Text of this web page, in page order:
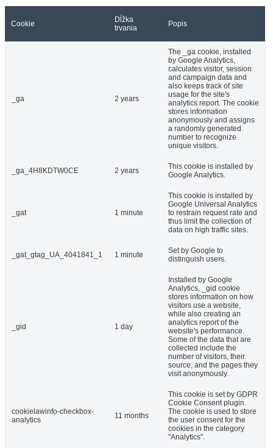
Cookie
Dĺžka
trvania
Popis
_ga 2 years
The _ga cookie, installed
by Google Analytics,
calculates visitor, session
and campaign data and
also keeps track of site
usage for the site's
analytics report. The cookie
stores information
anonymously and assigns
a randomly generated
number to recognize
unique visitors.
_ga_4H8KDTW0CE 2 years
This cookie is installed by
Google Analytics.
_gat 1 minute
This cookie is installed by
Google Universal Analytics
to restrain request rate and
thus limit the collection of
data on high traffic sites.
_gat_gtag_UA_4041841_1 1 minute
Set by Google to
distinguish users.
_gid 1 day
Installed by Google
Analytics, _gid cookie
stores information on how
visitors use a website,
while also creating an
analytics report of the
website's performance.
Some of the data that are
collected include the
number of visitors, their
source, and the pages they
visit anonymously.
cookielawinfo-checkbox-
analytics
11 months
This cookie is set by GDPR
Cookie Consent plugin.
The cookie is used to store
the user consent for the
cookies in the category
"Analytics".